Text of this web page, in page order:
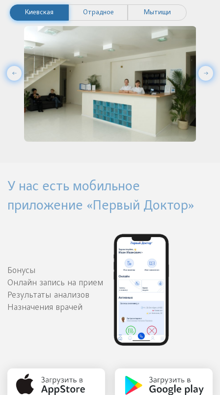
Киевская Отрадное Мытищи
У нас есть мобильное
приложение «Первый Доктор»
Бонусы
Онлайн запись на прием
Результаты анализов
Назначения врачей